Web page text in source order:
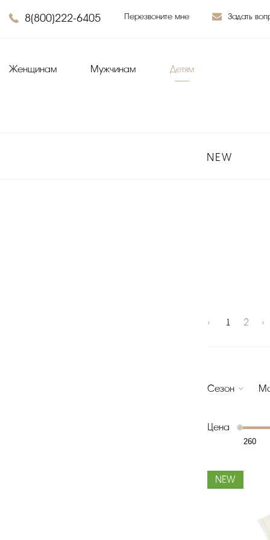
8(800)222-6405 Перезвоните мне Задать
Женщинам Мужчинам Детям
NEW
‹ 1 2 ›
Сезон
Цена
NEW